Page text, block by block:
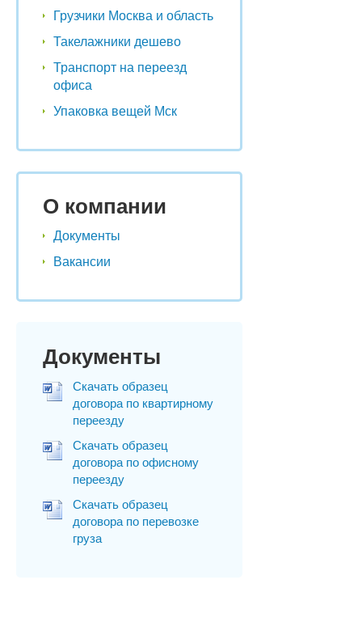
Грузчики Москва и область
Такелажники дешево
Транспорт на переезд
офиса
Упаковка вещей Мск
О компании
Документы
Вакансии
Документы
Скачать образец
договора по квартирному
переезду
Скачать образец
договора по офисному
переезду
Скачать образец
договора по перевозке
груза